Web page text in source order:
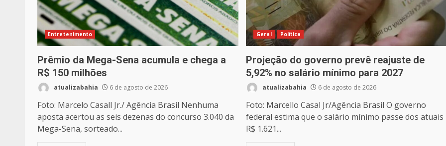
Entretenimento
Prêmio da Mega-Sena acumula e chega a
R$ 150 milhões
atualizabahia 6 de agosto de 2026
Foto: Marcelo Casall Jr./ Agência Brasil Nenhuma
aposta acertou as seis dezenas do concurso 3.040 da
Mega-Sena, sorteado...
Geral Política
Projeção do governo prevê reajuste de
5,92% no salário mínimo para 2027
atualizabahia 6 de agosto de 2026
Foto: Marcello Casal Jr/Agência Brasil O governo
federal estima que o salário mínimo passe dos atuais
R$ 1.621...